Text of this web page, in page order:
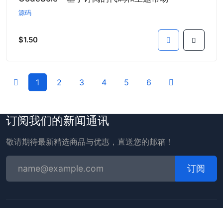
源码
$1.50
1 2 3 4 5 6
订阅我们的新闻通讯
敬请期待最新精选商品与优惠，直送您的邮箱！
订阅